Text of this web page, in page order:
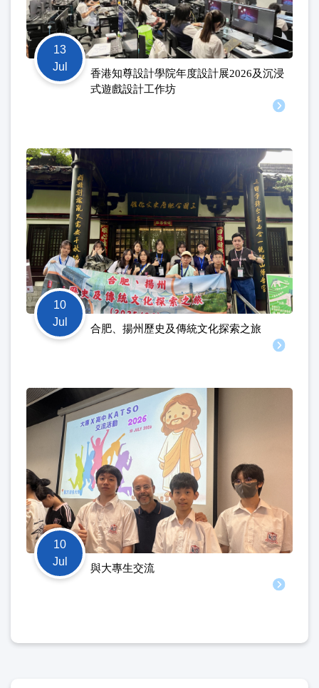
13
Jul
香港知尊設計學院年度設計展2026及沉浸
式遊戲設計工作坊
10
Jul
合肥、揚州歷史及傳統文化探索之旅
10
Jul
與大專生交流